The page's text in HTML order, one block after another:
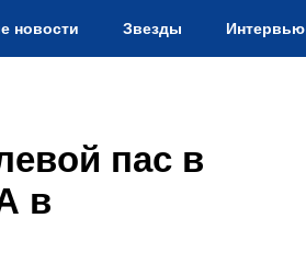
новости Звезды Интервью
пас в
в